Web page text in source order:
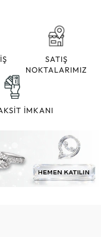
SATIŞ
NOKTALARIMIZ
İMKANI